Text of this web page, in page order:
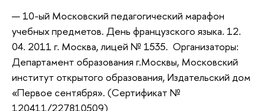
10-ый Московский педагогический марафон
учебных предметов. День французского языка. 12.
04. 2011 г. Москва, лицей № 1535. Организаторы:
Департамент образования г.Москвы, Московский
институт открытого образования, Издательский дом
«Первое сентября». (Сертификат №
120411/227810509)